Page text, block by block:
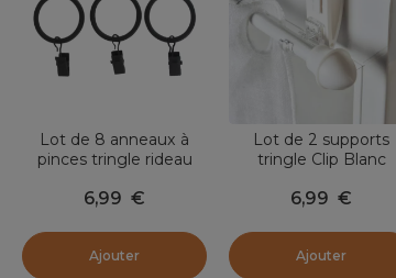
Lot de 8 anneaux à
pinces tringle rideau
mat
6,99 €
Ajouter
Lot de 2 supports
tringle Clip Blanc
6,99 €
Ajouter